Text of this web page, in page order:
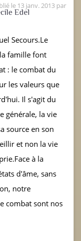
le 13 janv. 2013 par
Edel
Secours.Le
famille font
: le combat du
les valeurs que
Il s'agit du
générale, la vie
source en son
et non la vie
à la
d'âme, sans
notre
combat sont nos